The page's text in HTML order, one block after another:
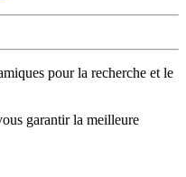
pour la recherche et le
garantir la meilleure